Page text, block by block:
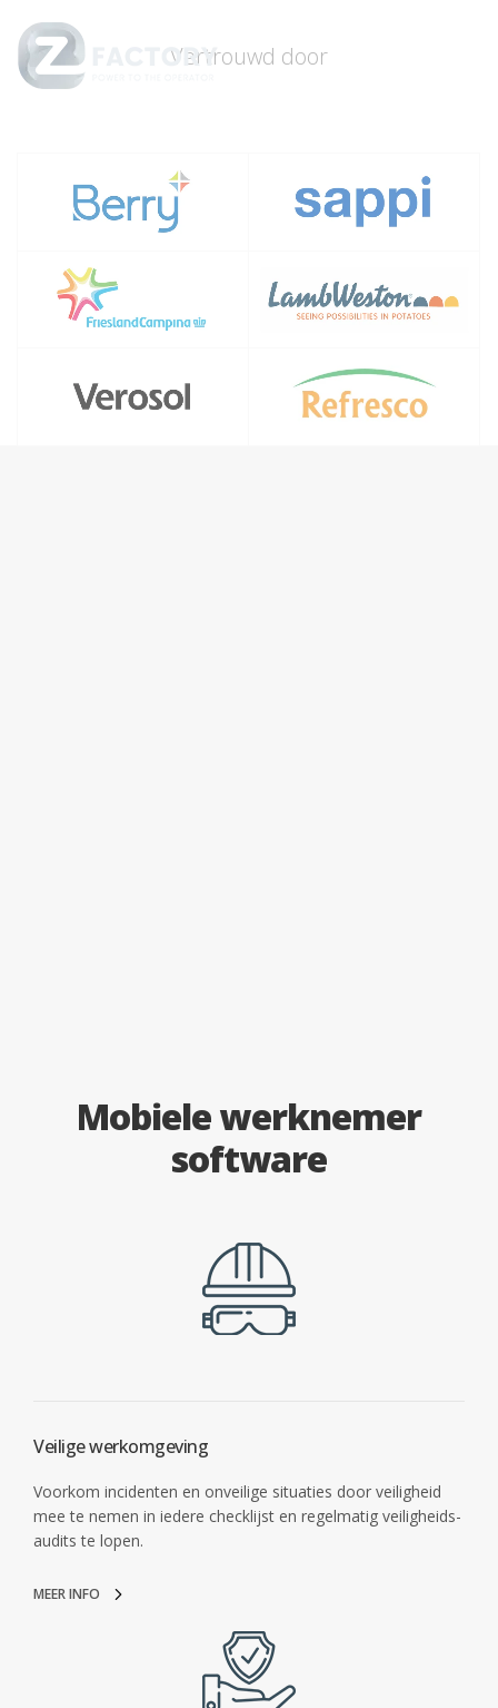
Vertrouwd door
Mobiele werknemer
software
Veilige werkomgeving
Voorkom incidenten en onveilige situaties door veiligheid
mee te nemen in iedere checklijst en regelmatig veiligheids-
audits te lopen.
MEER INFO